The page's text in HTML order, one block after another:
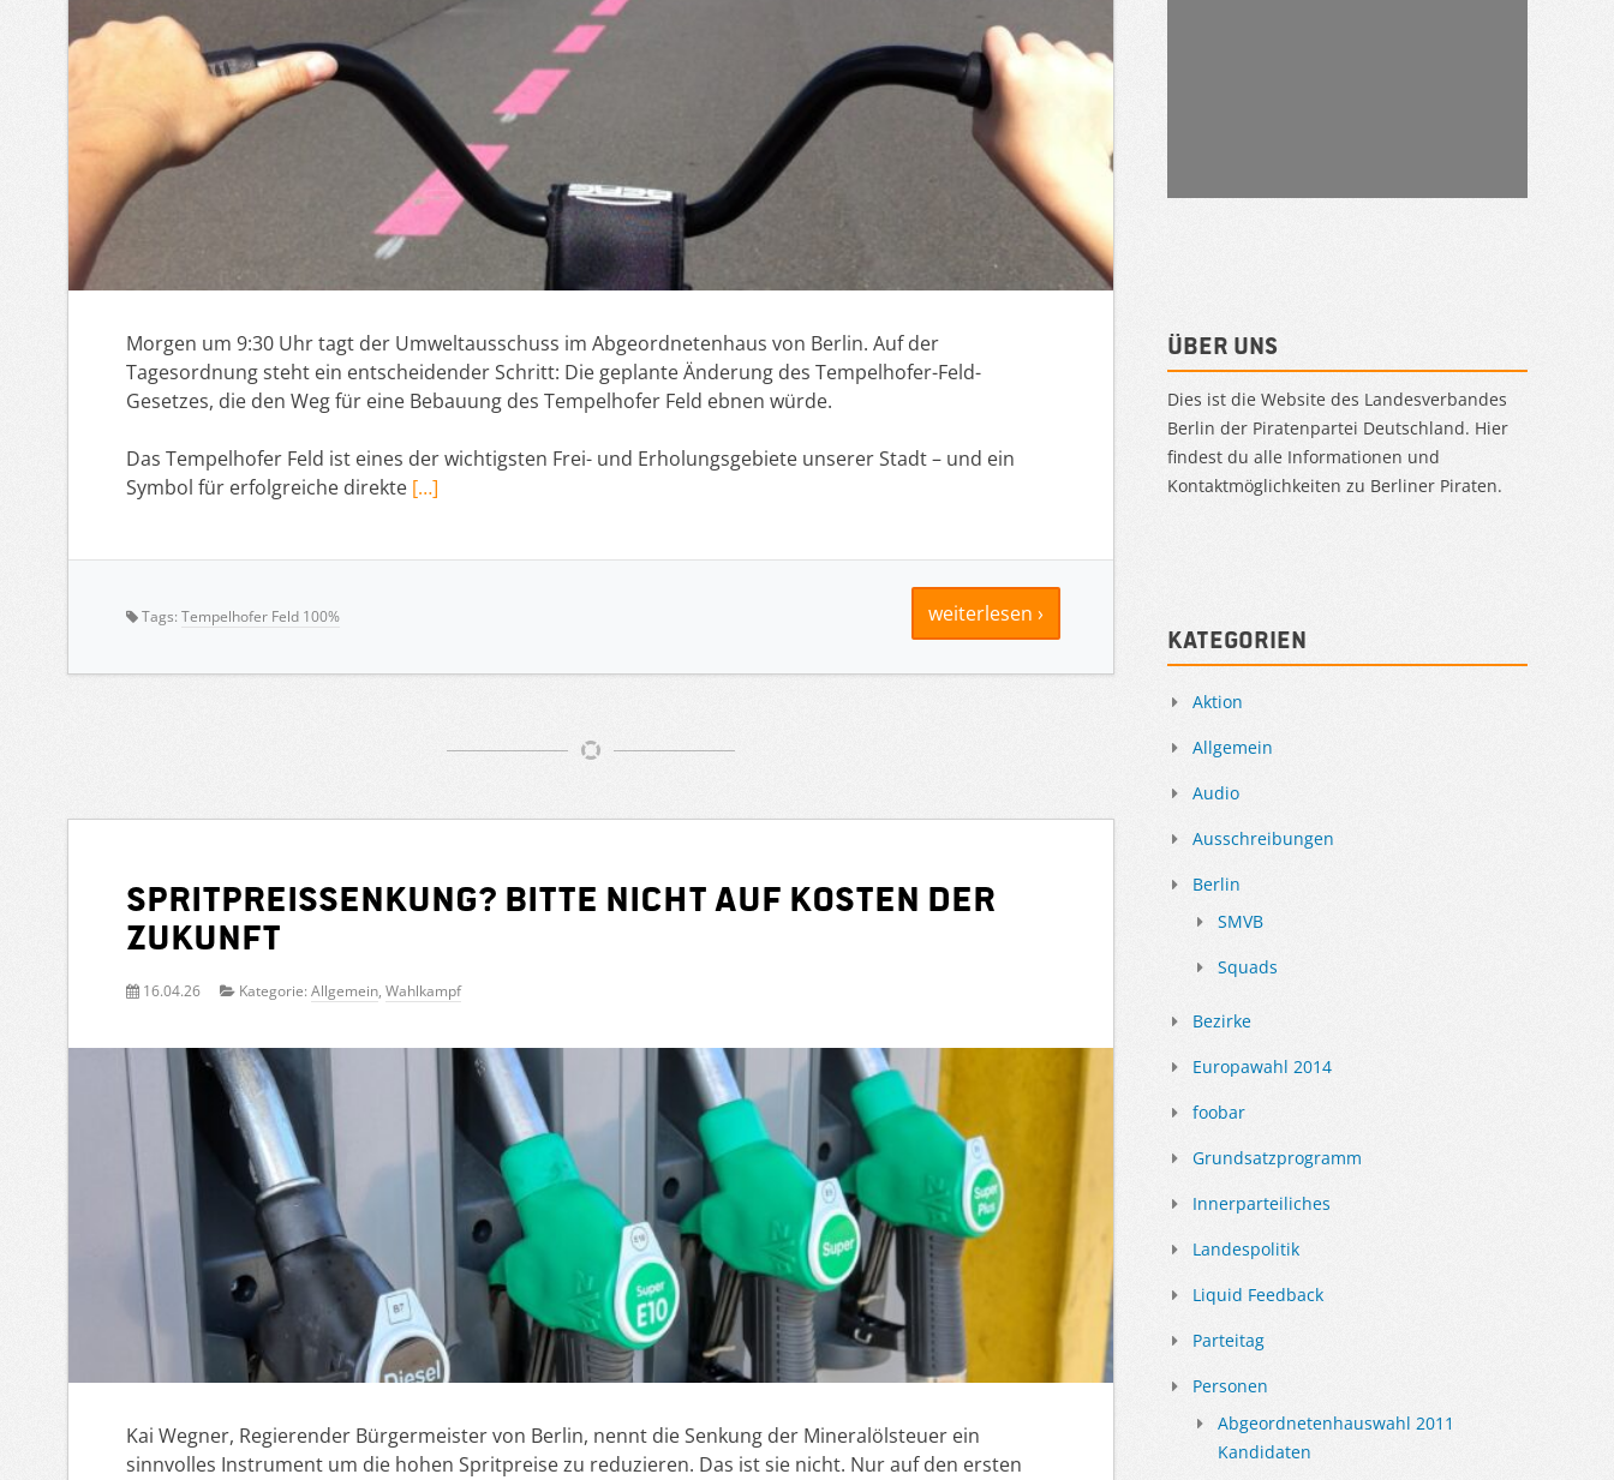
Morgen um 9:30 Uhr tagt der Umweltausschuss im Abgeordnetenhaus von Berlin. Auf der
Tagesordnung steht ein entscheidender Schritt: Die geplante Änderung des Tempelhofer-Feld-
Gesetzes, die den Weg für eine Bebauung des Tempelhofer Feld ebnen würde.
Das Tempelhofer Feld ist eines der wichtigsten Frei- und Erholungsgebiete unserer Stadt – und ein
Symbol für erfolgreiche direkte […]
weiterlesen ›
Tags: Tempelhofer Feld 100%
Spritpreissenkung? Bitte nicht auf Kosten der
Zukunft
16.04.26 Kategorie: Allgemein, Wahlkampf
Kai Wegner, Regierender Bürgermeister von Berlin, nennt die Senkung der Mineralölsteuer ein
sinnvolles Instrument um die hohen Spritpreise zu reduzieren. Das ist sie nicht. Nur auf den ersten
Über uns
Dies ist die Website des Landesverbandes
Berlin der Piratenpartei Deutschland. Hier
findest du alle Informationen und
Kontaktmöglichkeiten zu Berliner Piraten.
Kategorien
Aktion
Allgemein
Audio
Ausschreibungen
Berlin
SMVB
Squads
Bezirke
Europawahl 2014
foobar
Grundsatzprogramm
Innerparteiliches
Landespolitik
Liquid Feedback
Parteitag
Personen
Abgeordnetenhauswahl 2011
Kandidaten